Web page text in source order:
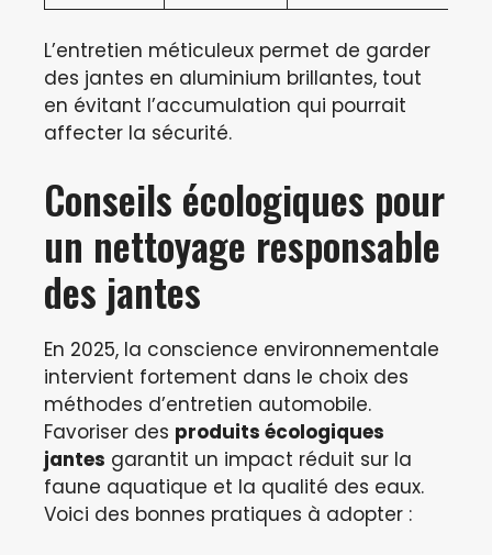
L’entretien méticuleux permet de garder
des jantes en aluminium brillantes, tout
en évitant l’accumulation qui pourrait
affecter la sécurité.
Conseils écologiques pour
un nettoyage responsable
des jantes
En 2025, la conscience environnementale
intervient fortement dans le choix des
méthodes d’entretien automobile.
Favoriser des produits écologiques
jantes garantit un impact réduit sur la
faune aquatique et la qualité des eaux.
Voici des bonnes pratiques à adopter :